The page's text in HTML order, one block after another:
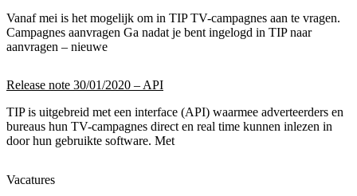
Vanaf mei is het mogelijk om in TIP TV-campagnes aan te vragen.
Campagnes aanvragen Ga nadat je bent ingelogd in TIP naar
aanvragen – nieuwe
Release note 30/01/2020 – API
TIP is uitgebreid met een interface (API) waarmee adverteerders en
bureaus hun TV-campagnes direct en real time kunnen inlezen in
door hun gebruikte software. Met
Vacatures